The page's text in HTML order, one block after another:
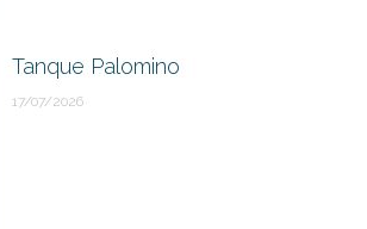
Tanque Palomino
17/07/2026